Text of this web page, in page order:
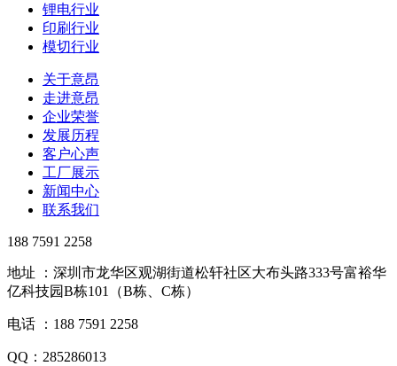
锂电行业
印刷行业
模切行业
关于意昂
走进意昂
企业荣誉
发展历程
客户心声
工厂展示
新闻中心
联系我们
188 7591 2258
地址 ：深圳市龙华区观湖街道松轩社区大布头路333号富裕华
亿科技园B栋101（B栋、C栋）
电话 ：188 7591 2258
QQ：285286013